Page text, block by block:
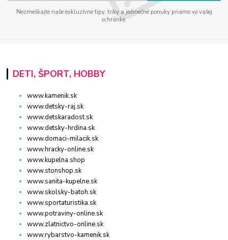
Nezmeškajte naše exkluzívne tipy, triky a jedinečné ponuky priamo vo vašej
schránke.
DETI, ŠPORT, HOBBY
www.kamenik.sk
www.detsky-raj.sk
www.detskaradost.sk
www.detsky-hrdina.sk
www.domaci-milacik.sk
www.hracky-online.sk
www.kupelna.shop
www.stonshop.sk
www.sanita-kupelne.sk
www.skolsky-batoh.sk
www.sportaturistika.sk
www.potraviny-online.sk
www.zlatnictvo-online.sk
www.rybarstvo-kamenik.sk